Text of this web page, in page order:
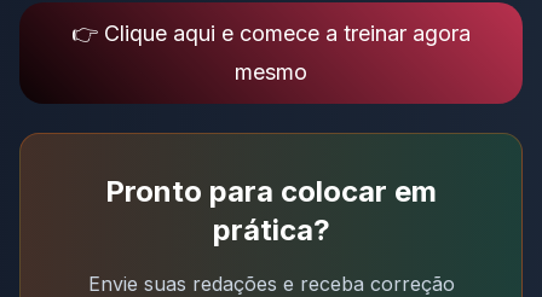
👉 Clique aqui e comece a treinar agora
mesmo
Pronto para colocar em
prática?
Envie suas redações e receba correção